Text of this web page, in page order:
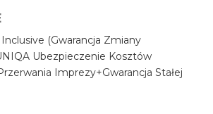
Inclusive (Gwarancja Zmiany
Ubezpieczenie Kosztów
Imprezy+Gwarancja Stałej